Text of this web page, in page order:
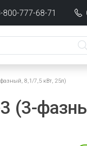
800-777-68-71
8,1/7,5 кВт, 25л)
(3-